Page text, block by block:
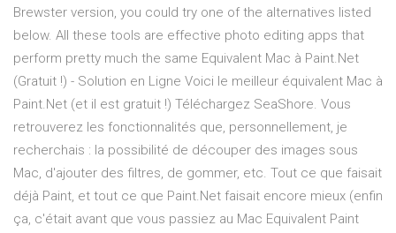
Brewster version, you could try one of the alternatives listed
below. All these tools are effective photo editing apps that
perform pretty much the same Equivalent Mac à Paint.Net
(Gratuit !) - Solution en Ligne Voici le meilleur équivalent Mac à
Paint.Net (et il est gratuit !) Téléchargez SeaShore. Vous
retrouverez les fonctionnalités que, personnellement, je
recherchais : la possibilité de découper des images sous
Mac, d'ajouter des filtres, de gommer, etc. Tout ce que faisait
déjà Paint, et tout ce que Paint.Net faisait encore mieux (enfin
ça, c'était avant que vous passiez au Mac Equivalent Paint